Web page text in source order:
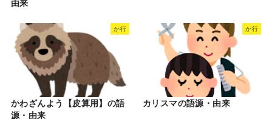
由来
か行
かわざんよう【皮算用】の語
源・由来
か行
カリスマの語源・由来